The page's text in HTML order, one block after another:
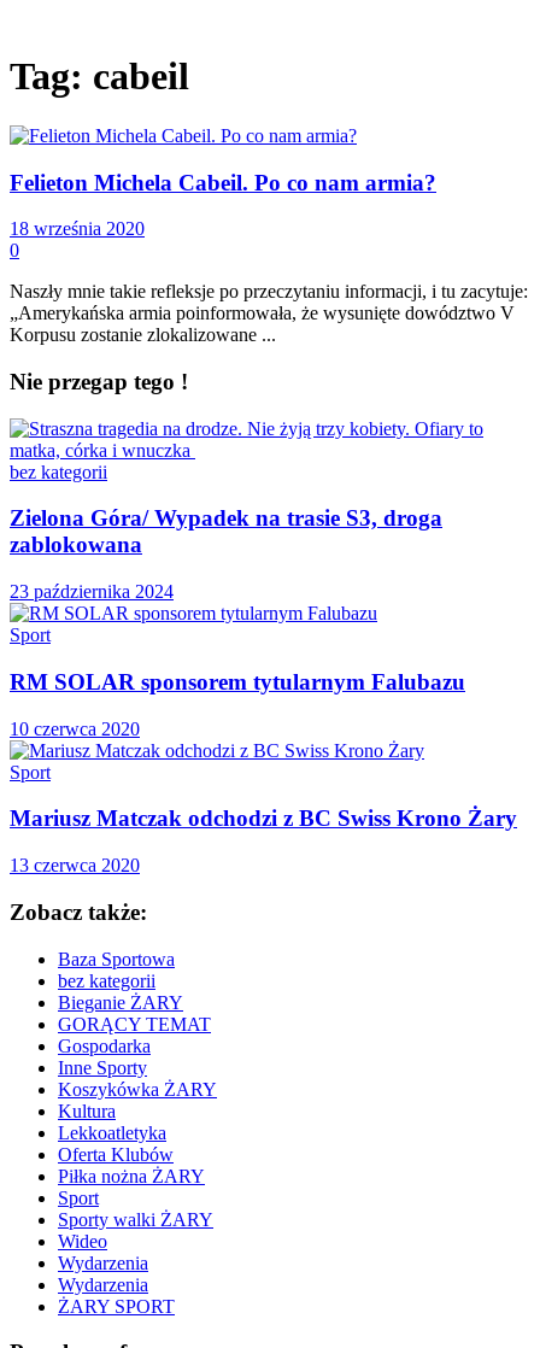
Tag: cabeil
Felieton Michela Cabeil. Po co nam armia?
18 września 2020
0
Naszły mnie takie refleksje po przeczytaniu informacji, i tu zacytuje:
„Amerykańska armia poinformowała, że wysunięte dowództwo V
Korpusu zostanie zlokalizowane ...
Nie przegap tego !
bez kategorii
Zielona Góra/ Wypadek na trasie S3, droga
zablokowana
23 października 2024
Sport
RM SOLAR sponsorem tytularnym Falubazu
10 czerwca 2020
Sport
Mariusz Matczak odchodzi z BC Swiss Krono Żary
13 czerwca 2020
Zobacz także:
Baza Sportowa
bez kategorii
Bieganie ŻARY
GORĄCY TEMAT
Gospodarka
Inne Sporty
Koszykówka ŻARY
Kultura
Lekkoatletyka
Oferta Klubów
Piłka nożna ŻARY
Sport
Sporty walki ŻARY
Wideo
Wydarzenia
Wydarzenia
ŻARY SPORT